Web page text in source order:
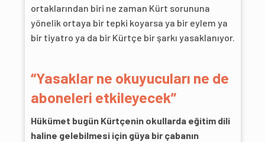
ortaklarından biri ne zaman Kürt sorununa
yönelik ortaya bir tepki koyarsa ya bir eylem ya
bir tiyatro ya da bir Kürtçe bir şarkı yasaklanıyor.
“Yasaklar ne okuyucuları ne de
aboneleri etkileyecek”
Hükümet bugün Kürtçenin okullarda eğitim dili
haline gelebilmesi için güya bir çabanın